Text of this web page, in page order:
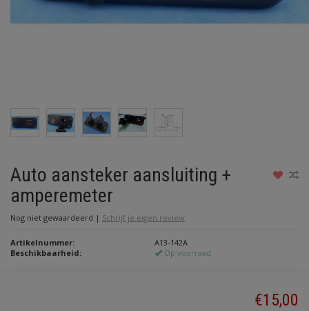
Auto aansteker aansluiting +
amperemeter
Nog niet gewaardeerd | Schrijf je eigen review
Artikelnummer:
A13-142A
Beschikbaarheid:
Op voorraad
€15,00